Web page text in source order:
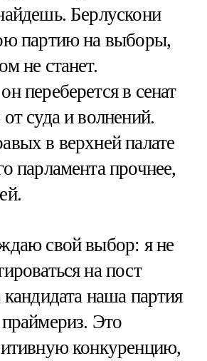
Берлускони
партию на выборы,
не станет.
переберется в сенат
суда и волнений.
в верхней палате
парламента прочнее,
свой выбор: я не
на пост
наша партия
Это
конкуренцию,